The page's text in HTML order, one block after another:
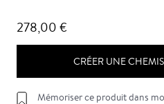
278,00 €
CRÉER UNE
Mémoriser ce produit dans